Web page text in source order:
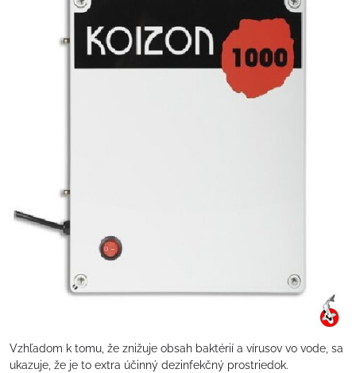
Vzhľadom k tomu, že znižuje obsah baktérií a vírusov vo vode, sa
ukazuje, že je to extra účinný dezinfekčný prostriedok.